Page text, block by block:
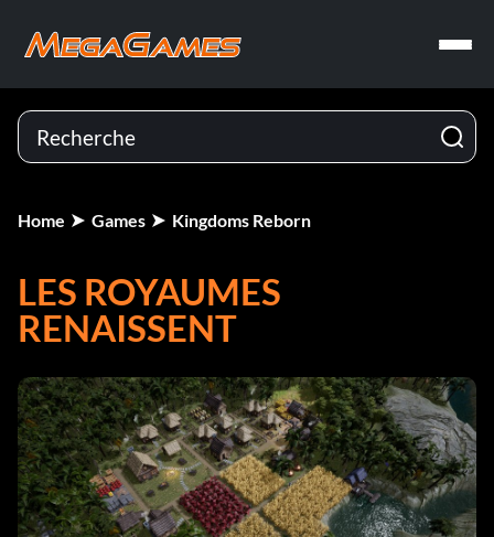
Home Games Kingdoms Reborn
LES ROYAUMES
RENAISSENT